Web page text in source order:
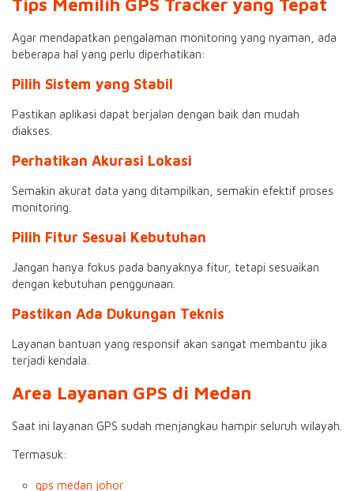
Tips Memilih GPS Tracker yang Tepat
Agar mendapatkan pengalaman monitoring yang nyaman, ada
beberapa hal yang perlu diperhatikan:
Pilih Sistem yang Stabil
Pastikan aplikasi dapat berjalan dengan baik dan mudah
diakses.
Perhatikan Akurasi Lokasi
Semakin akurat data yang ditampilkan, semakin efektif proses
monitoring.
Pilih Fitur Sesuai Kebutuhan
Jangan hanya fokus pada banyaknya fitur, tetapi sesuaikan
dengan kebutuhan penggunaan.
Pastikan Ada Dukungan Teknis
Layanan bantuan yang responsif akan sangat membantu jika
terjadi kendala.
Area Layanan GPS di Medan
Saat ini layanan GPS sudah menjangkau hampir seluruh wilayah.
Termasuk:
gps medan johor